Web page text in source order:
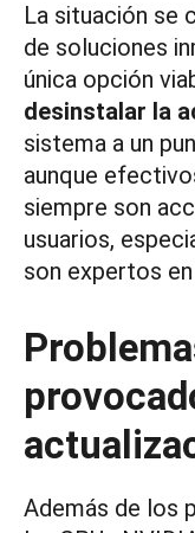
La situación se
de soluciones
única opción
desinstalar la
sistema a un
aunque
siempre son
usuarios,
son expertos
Además de los